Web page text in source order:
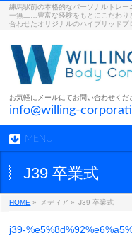
練馬駅前の本格的なパーソナルトレ
一無二…豊富な経験をもとにこだわり
合わせたオリジナルのハイブリッドプ
お気軽にメールにてお問い合わせくだ
info@willing-
MENU
J39 卒業式
HOME » メディア » J39 卒業式
j39-